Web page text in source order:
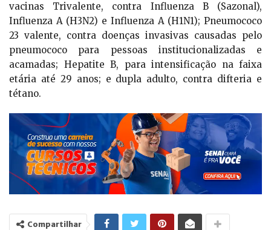
vacinas Trivalente, contra Influenza B (Sazonal),
Influenza A (H3N2) e Influenza A (H1N1); Pneumococo
23 valente, contra doenças invasivas causadas pelo
pneumococo para pessoas institucionalizadas e
acamadas; Hepatite B, para intensificação na faixa
etária até 29 anos; e dupla adulto, contra difteria e
tétano.
Compartilhar